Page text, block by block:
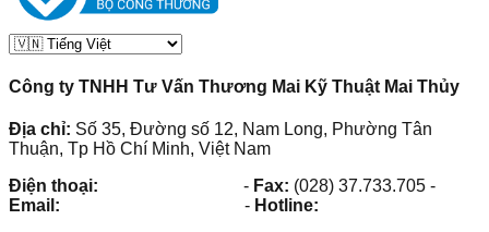
Công ty TNHH Tư Vấn Thương Mai Kỹ Thuật Mai Thủy
Địa chỉ: Số 35, Đường số 12, Nam Long, Phường Tân
Thuận, Tp Hồ Chí Minh, Việt Nam
Điện thoại:
- Fax: (028) 37.733.705 -
Email:
- Hotline: